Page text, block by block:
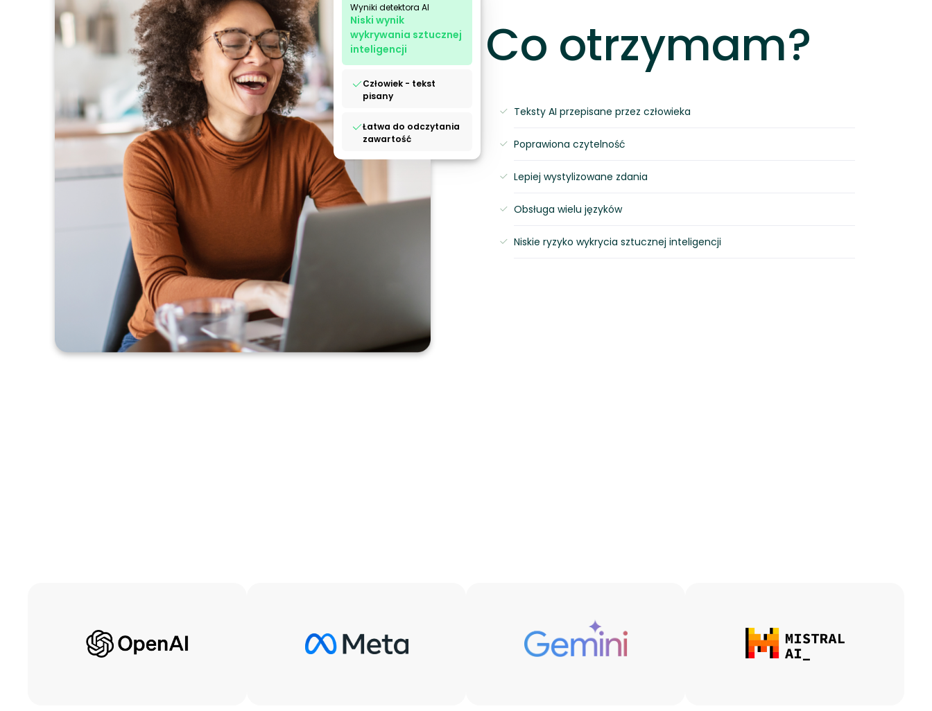
Co otrzymam?
Wyniki detektora AI
Niski wynik
wykrywania sztucznej
inteligencji
Człowiek - tekst
pisany
Łatwa do odczytania
zawartość
Teksty AI przepisane przez człowieka
Poprawiona czytelność
Lepiej wystylizowane zdania
Obsługa wielu języków
Niskie ryzyko wykrycia sztucznej inteligencji